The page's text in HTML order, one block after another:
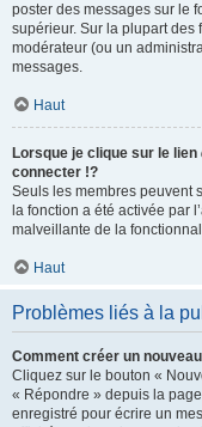
poster des messages sur le
supérieur. Sur la plupart des
modérateur (ou un
messages.
Haut
Lorsque je clique sur le lien
connecter !?
Seuls les membres peuvent
la fonction a été activée par
malveillante de la
Haut
Problèmes liés à la
Comment créer un
Cliquez sur le bouton «
« Répondre » depuis la
enregistré pour écrire un